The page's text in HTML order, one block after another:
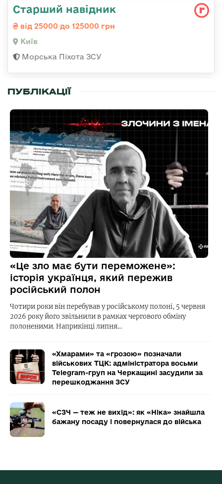
Стаpший навідник
від 25000 до 125000 грн
Київ
Морська Піхота ЗСУ
ПУБЛІКАЦІЇ
«Це зло має бути переможене»:
історія українця, який пережив
російський полон
Чотири роки він перебував у російському полоні, 5 червня
2026 року його звільнили в рамках чергового обміну
полоненими. Наприкінці липня…
«Хмарами» та «грозою» позначали
військових ТЦК: адміністратора восьми
Telegram-груп на Черкащині засудили за
перешкоджання ЗСУ
«СЗЧ — теж не вихід»: як «Ніка» знайшла
бажану посаду і повернулася до війська